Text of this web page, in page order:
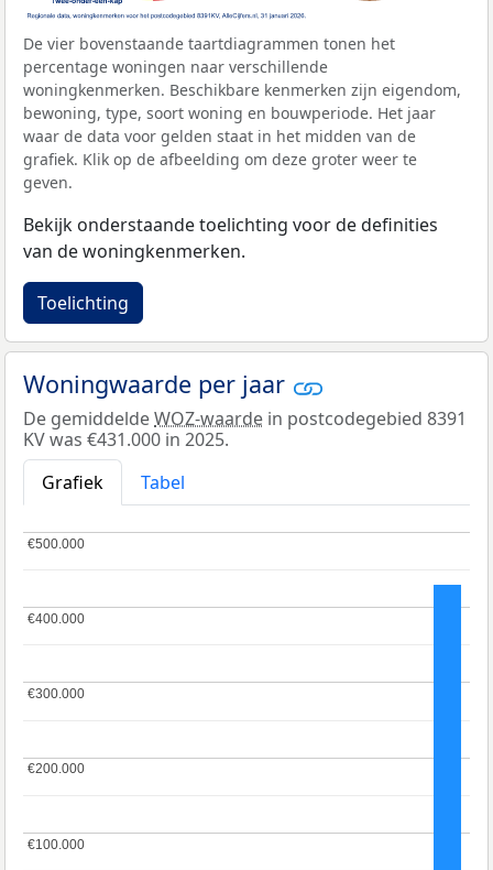
De vier bovenstaande taartdiagrammen tonen het
percentage woningen naar verschillende
woningkenmerken. Beschikbare kenmerken zijn eigendom,
bewoning, type, soort woning en bouwperiode. Het jaar
waar de data voor gelden staat in het midden van de
grafiek. Klik op de afbeelding om deze groter weer te
geven.
Bekijk onderstaande toelichting voor de definities
van de woningkenmerken.
Toelichting
Woningwaarde per jaar
De gemiddeldeWOZ-waarde in postcodegebied 8391
KV was €431.000 in 2025.
Grafiek
Tabel
€100.000
€100.000
€200.000
€200.000
€300.000
€300.000
€400.000
€400.000
€500.000
€500.000